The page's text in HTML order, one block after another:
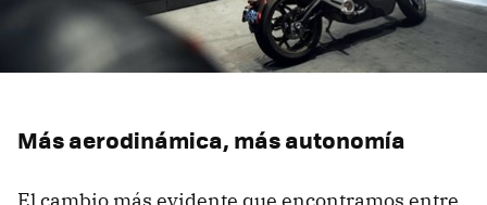
Más aerodinámica, más autonomía
El cambio más evidente que encontramos entre